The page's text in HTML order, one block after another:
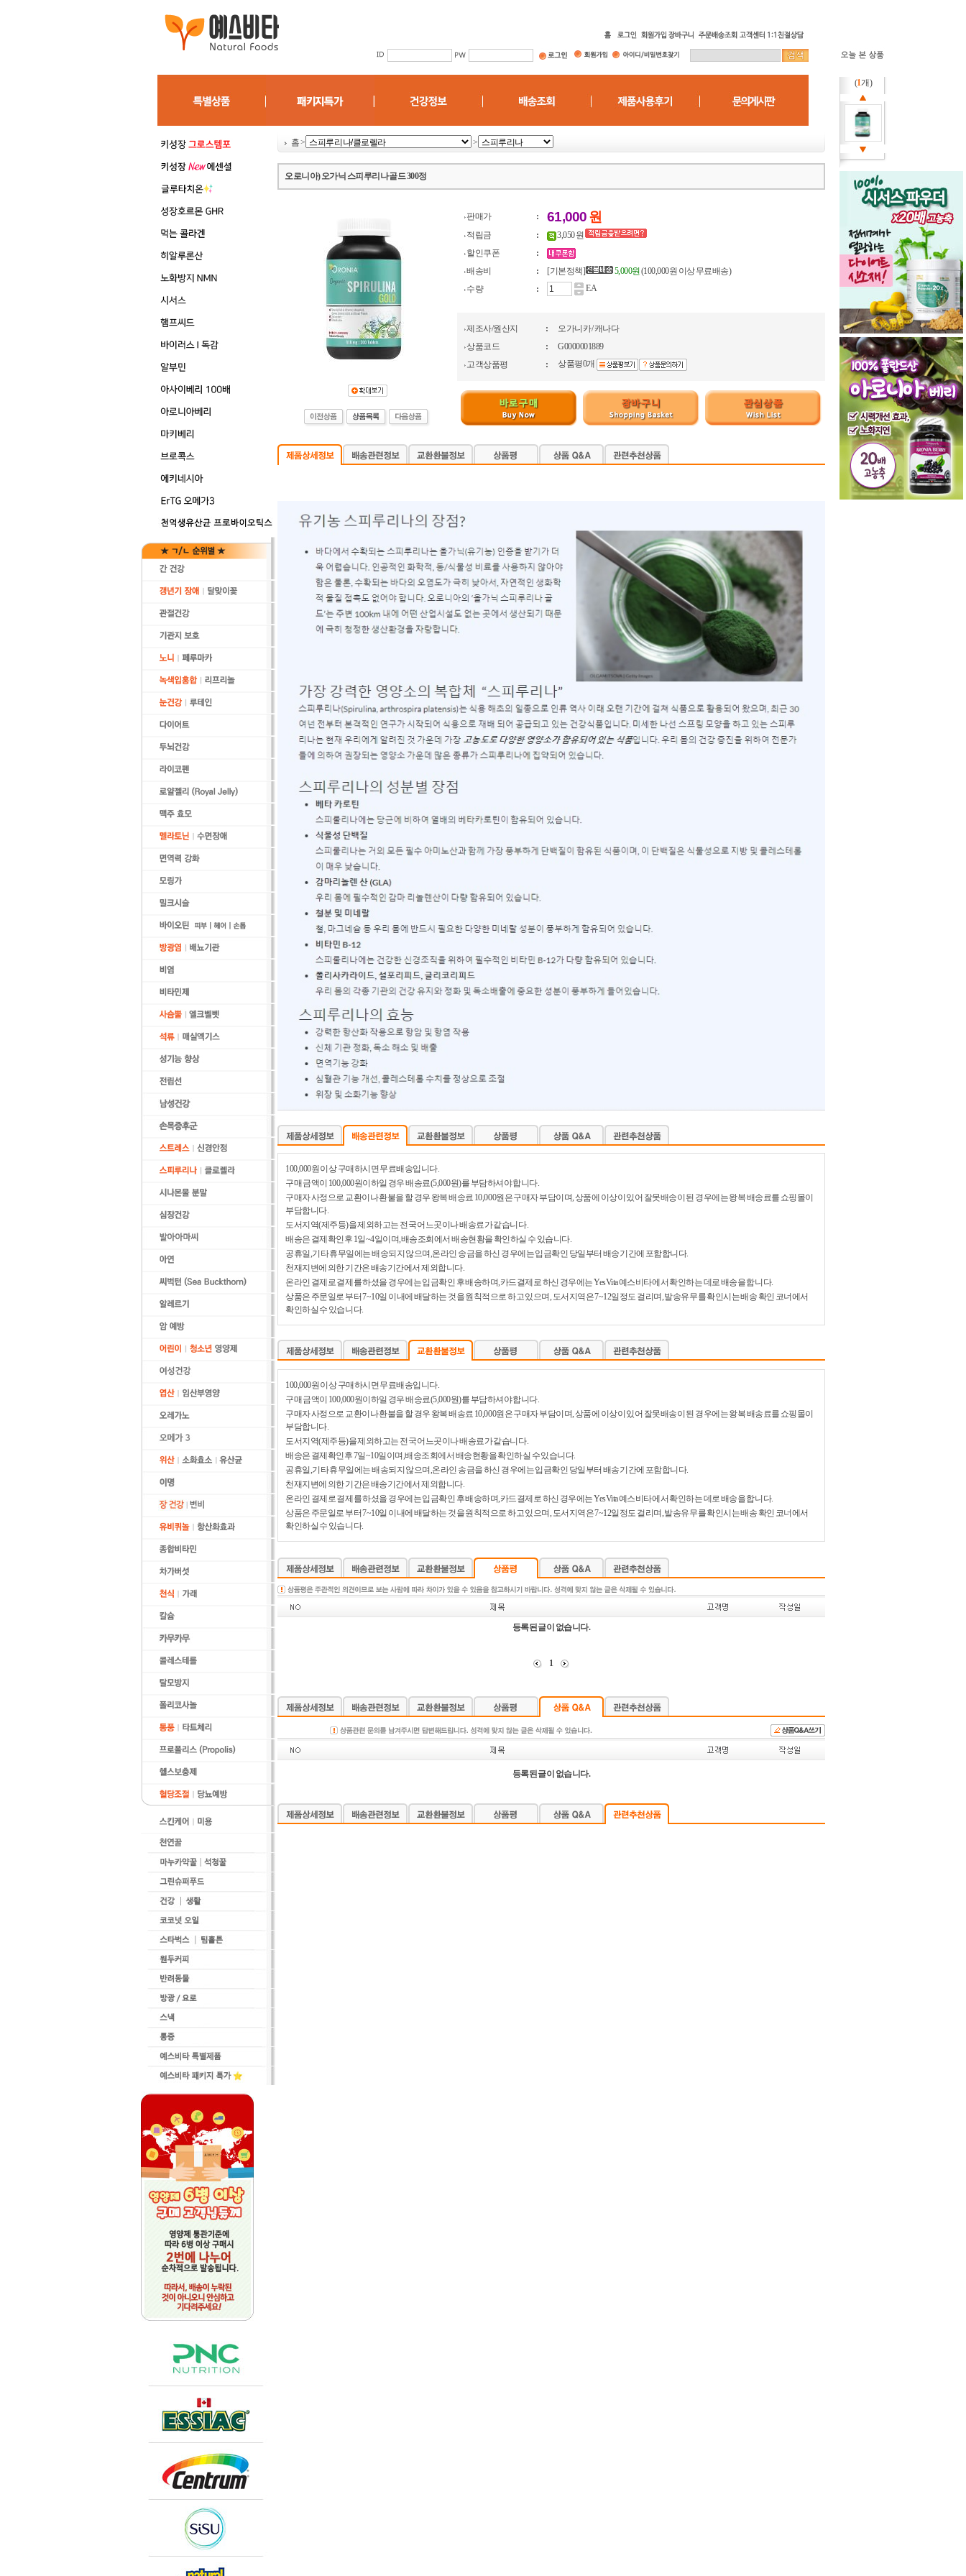
홈> >
오로니아) 오가닉 스피루리나 골드 300정
판매가 : 61,000원
적립금 :
3,050 원
할인쿠폰
:
배송비
: [기본정책] 5,000원 (100,000원 이상 무료배송)
수량
: EA
제조사/원산지 :
오가니카 / 캐나다
상품코드
:
G0000001889
고객상품평
: 상품평0개
100,000원 이상 구매하시면 무료배송입니다.
구매 금액이 100,000원이하일 경우 배송료(5,000원)를 부담하셔야 합니다.
구매자 사정으로 교환이나 환불을 할 경우 왕복 배송료 10,000원은 구매자 부담이며, 상품에 이상이 있어 잘못배송이 된 경우에는 왕복 배송료를 쇼핑몰이
부담합니다.
도서지역(제주등)을 제외하고는 전국 어느곳이나 배송료가 같습니다.
배송은 결제확인후 1일~4일이며,배송조회에서 배송현황을 확인하실 수 있습니다.
공휴일,기타 휴무일에는 배송되지 않으며,온라인 송금을 하신 경우에는 입금확인 당일부터 배송기간에 포함합니다.
천재지변에 의한 기간은 배송기간에서 제외합니다.
온라인 결제로 결제를 하셨을 경우에는 입금확인 후 배송하며,카드결제로 하신 경우에는 YesVita 예스비타에서 확인하는 데로 배송을 합니다.
상품은 주문일로 부터 7~10일 이내에 배달하는 것을 원칙적으로 하고 있으며, 도서지역은 7~12일정도 걸리며, 발송유무를 확인시는 배송 확인 코너에서
확인하실 수 있습니다.
100,000원 이상 구매하시면 무료배송입니다.
구매 금액이 100,000원이하일 경우 배송료(5,000원)를 부담하셔야 합니다.
구매자 사정으로 교환이나 환불을 할 경우 왕복 배송료 10,000원은 구매자 부담이며, 상품에 이상이 있어 잘못배송이 된 경우에는 왕복 배송료를 쇼핑몰이
부담합니다.
도서지역(제주등)을 제외하고는 전국 어느곳이나 배송료가 같습니다.
배송은 결제확인후 7일~10일이며,배송조회에서 배송현황을 확인하실 수 있습니다.
공휴일,기타 휴무일에는 배송되지 않으며,온라인 송금을 하신 경우에는 입금확인 당일부터 배송기간에 포함합니다.
천재지변에 의한 기간은 배송기간에서 제외합니다.
온라인 결제로 결제를 하셨을 경우에는 입금확인 후 배송하며,카드결제로 하신 경우에는 YesVita 예스비타에서 확인하는 데로 배송을 합니다.
상품은 주문일로 부터 7~10일 이내에 배달하는 것을 원칙적으로 하고 있으며, 도서지역은 7~12일정도 걸리며, 발송유무를 확인시는 배송 확인 코너에서
확인하실 수 있습니다.
등록된 글이 없습니다.
1
등록된 글이 없습니다.
(1개)